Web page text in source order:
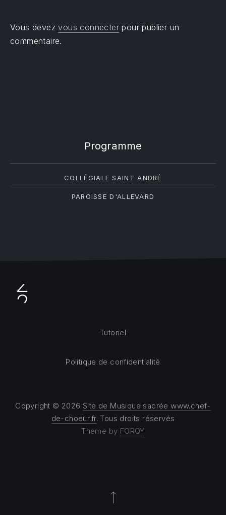
Vous devezvous connecter pour publier un
commentaire.
Programme
COLLÉGIALE SAINT ANDRÉ
PAROISSE D'ALLEVARD
Copyright © 2026 Site de Musique sacrée www.chef-
de-choeur.fr. Tous droits réservés
Theme by FORQY
Tutoriel
Politique de confidentialité
Back to Top